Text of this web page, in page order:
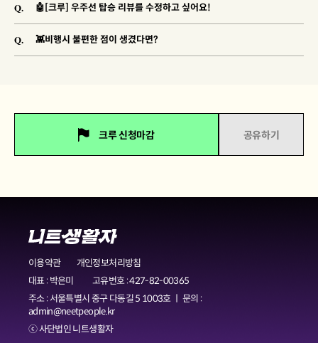
Q. 🤖[크루] 우주선 탑승 리뷰를 수정하고 싶어요!
Q. 👾비행시 불편한 점이 생겼다면?
크루 신청마감 공유하기
이용약관
개인정보처리방침
대표 : 박은미
고유번호 : 427-82-00365
주소 : 서울특별시 중구 다동길 5 1003호 ㅣ 문의 :
admin@neetpeople.kr
ⓒ 사단법인 니트생활자